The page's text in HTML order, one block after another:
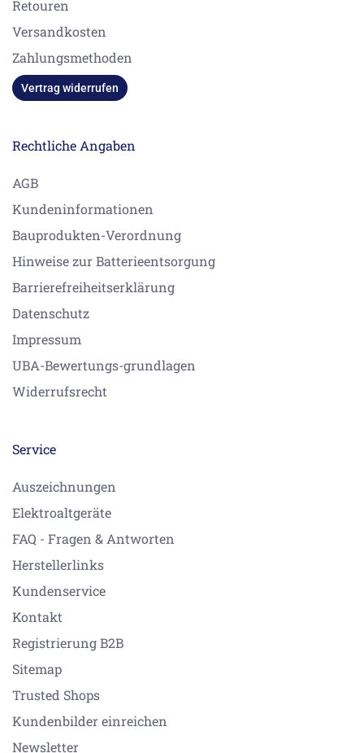
Retouren
Versandkosten
Zahlungsmethoden
Vertrag widerrufen
Rechtliche Angaben
AGB
Kundeninformationen
Bauprodukten-Verordnung
Hinweise zur Batterieentsorgung
Barrierefreiheitserklärung
Datenschutz
Impressum
UBA-Bewertungs-grundlagen
Widerrufsrecht
Service
Auszeichnungen
Elektroaltgeräte
FAQ - Fragen & Antworten
Herstellerlinks
Kundenservice
Kontakt
Registrierung B2B
Sitemap
Trusted Shops
Kundenbilder einreichen
Newsletter